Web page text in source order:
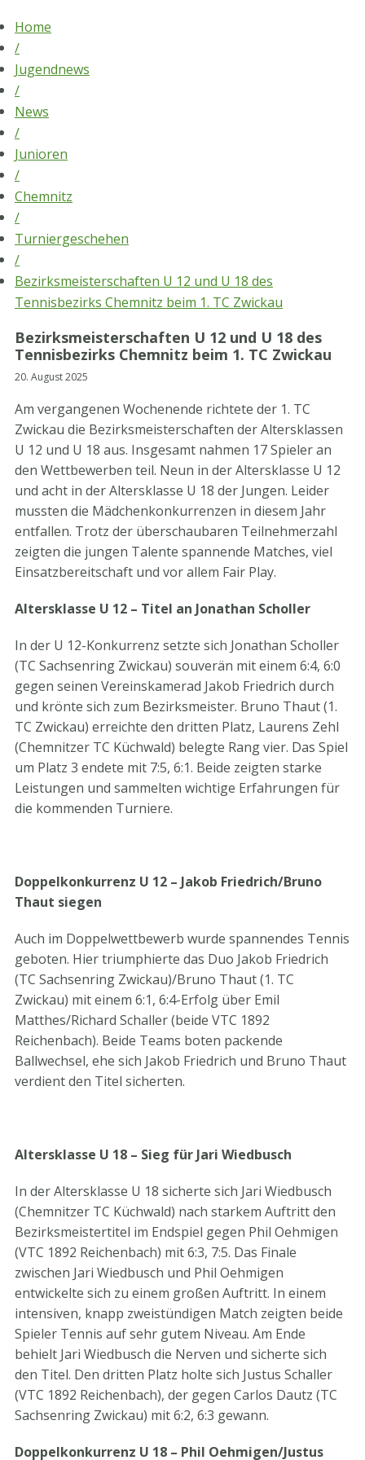
to
content
Home
/
Jugendnews
/
News
/
Junioren
/
Chemnitz
/
Turniergeschehen
/
Bezirksmeisterschaften U 12 und U 18 des
Tennisbezirks Chemnitz beim 1. TC Zwickau
Bezirksmeisterschaften U 12 und U 18 des
Tennisbezirks Chemnitz beim 1. TC Zwickau
20. August 2025
Am vergangenen Wochenende richtete der 1. TC
Zwickau die Bezirksmeisterschaften der Altersklassen
U 12 und U 18 aus. Insgesamt nahmen 17 Spieler an
den Wettbewerben teil. Neun in der Altersklasse U 12
und acht in der Altersklasse U 18 der Jungen. Leider
mussten die Mädchenkonkurrenzen in diesem Jahr
entfallen. Trotz der überschaubaren Teilnehmerzahl
zeigten die jungen Talente spannende Matches, viel
Einsatzbereitschaft und vor allem Fair Play.
Altersklasse U 12 – Titel an Jonathan Scholler
In der U 12-Konkurrenz setzte sich Jonathan Scholler
(TC Sachsenring Zwickau) souverän mit einem 6:4, 6:0
gegen seinen Vereinskamerad Jakob Friedrich durch
und krönte sich zum Bezirksmeister. Bruno Thaut (1.
TC Zwickau) erreichte den dritten Platz, Laurens Zehl
(Chemnitzer TC Küchwald) belegte Rang vier. Das Spiel
um Platz 3 endete mit 7:5, 6:1. Beide zeigten starke
Leistungen und sammelten wichtige Erfahrungen für
die kommenden Turniere.
Doppelkonkurrenz U 12 – Jakob Friedrich/Bruno
Thaut siegen
Auch im Doppelwettbewerb wurde spannendes Tennis
geboten. Hier triumphierte das Duo Jakob Friedrich
(TC Sachsenring Zwickau)/Bruno Thaut (1. TC
Zwickau) mit einem 6:1, 6:4-Erfolg über Emil
Matthes/Richard Schaller (beide VTC 1892
Reichenbach). Beide Teams boten packende
Ballwechsel, ehe sich Jakob Friedrich und Bruno Thaut
verdient den Titel sicherten.
Altersklasse U 18 – Sieg für Jari Wiedbusch
In der Altersklasse U 18 sicherte sich Jari Wiedbusch
(Chemnitzer TC Küchwald) nach starkem Auftritt den
Bezirksmeistertitel im Endspiel gegen Phil Oehmigen
(VTC 1892 Reichenbach) mit 6:3, 7:5. Das Finale
zwischen Jari Wiedbusch und Phil Oehmigen
entwickelte sich zu einem großen Auftritt. In einem
intensiven, knapp zweistündigen Match zeigten beide
Spieler Tennis auf sehr gutem Niveau. Am Ende
behielt Jari Wiedbusch die Nerven und sicherte sich
den Titel. Den dritten Platz holte sich Justus Schaller
(VTC 1892 Reichenbach), der gegen Carlos Dautz (TC
Sachsenring Zwickau) mit 6:2, 6:3 gewann.
Doppelkonkurrenz U 18 – Phil Oehmigen/Justus